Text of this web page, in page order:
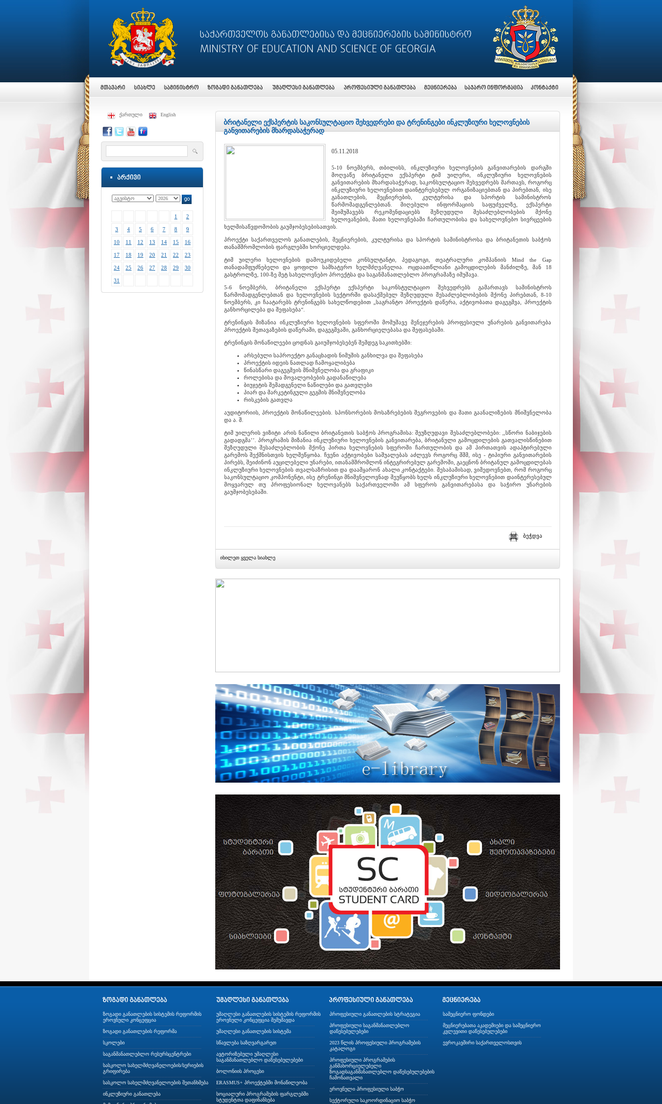
ქართული English
1 2
3 4 5 6 7 8 9
10 11 12 13 14 15 16
17 18 19 20 21 22 23
24 25 26 27 28 29 30
31
ბრიტანელი ექსპერტის საკონსულტაციო შეხვედრები და ტრენინგები ინკლუზიური ხელოვნების
განვითარების მხარდასაჭერად
05.11.2018
5-10 ნოემბერს, თბილისს, ინკლუზიური ხელოვნების განვითარების დარგში
მოღვაწე ბრიტანელი ექსპერტი ტიმ უილერი, ინკლუზიური ხელოვნების
განვითარების მხარდასაჭერად, საკონსულტაციო შეხვედრებს მართავს, როგორც
ინკლუზიური ხელოვნებით დაინტერესებულ ორგანიზაციებთან და პირებთან, ისე
განათლების, მეცნიერების, კულტურისა და სპორტის სამინისტროს
წარმომადგენლებთან. მიღებული ინფორმაციის საფუძველზე, ექსპერტი
შეიმუშავებს რეკომენდაციებს შეზღუდული შესაძლებლობების მქონე
ხელოვანების, მათი ხელოვნებაში ჩართულობისა და სახელოვნებო სივრცეების
ხელმისაწვდომობის გაუმჯობესებისათვის.
პროექტი საქართველოს განათლების, მეცნიერების, კულტურისა და სპორტის სამინისტროსა და ბრიტანეთის საბჭოს
თანამშრომლობის ფარგლებში ხორციელდება.
ტიმ უილერი ხელოვნების დამოუკიდებელი კონსულტანტი, პედაგოგი, თეატრალური კომპანიის Mind the Gap
თანადამფუძნებელი და ყოფილი სამხატვრო ხელმძღვანელია. ოცდაათწლიანი გამოცდილების მანძილზე, მან 18
გასტროლზე, 100-ზე მეტ სახელოვნებო პროექტსა და საგანმანათლებლო პროგრამაზე იმუშავა.
5-6 ნოემბერს, ბრიტანელი ექსპერტი ექსპერტი საკონსტულტაციო შეხვედრებს გამართავს სამინისტროს
წარმომადგენლებთან და ხელოვნების სექტორში დასაქმებულ შეზღუდული შესაძლებლობების მქონე პირებთან, 8-10
ნოემბერს, კი ჩაატარებს ტრენინგებს სახელწოდებით „საგრანტო პროექტის დაწერა, აქტივობათა დაგეგმვა, პროექტის
განხორცილება და შეფასება“.
ტრენინგის მიზანია ინკლუზიური ხელოვნების სფეროში მომუშავე მენეჯერების პროფესიული უნარების განვითარება
პროექტის შეთავაზების დაწერაში, დაგეგმვაში, განხორციელებასა და შეფასებაში.
ტრენინგის მონაწილეები ცოდნას გაიუმჯობესებენ შემდეგ საკითხებში:
არსებული საპროექტო განაცხადის ნიმუშის განხილვა და შეფასება
პროექტის იდეის ნათლად ჩამოყალიბება
წინასწარი დაგეგმვის მნიშვნელობა და გრაფიკი
როლებისა და მოვალეობების გადანაწილება
ბიუჯეტის შემადგენელი ნაწილები და გათვლები
პიარ და მარკეტინგული გეგმის მნიშვნელობა
რისკების გათვლა
აუდიტორიის, პროექტის მონაწილეების. სპონსორების მოსაზრებების შეგროვების და მათი გაანალიზების მნიშვნელობა
და ა. შ.
ტიმ უილერის ვიზიტი არის ნაწილი ბრიტანეთის საბჭოს პროგრამისა: შეუზღუდავი შესაძლებლობები: ,,სწორი ნაბიჯების
გადადგმა’’. პროგრამის მიზანია ინკლუზიური ხელოვნების განვითარება, ბრიტანული გამოცდილების გათვალისწინებით
შეზღუდული შესაძლებლობის მქონე პირთა ხელოვნების სფეროში ჩართულობის და ამ პირთათვის ადაპტირებული
გარემოს შექმნისთვის ხელშეწყობა. ჩვენი აქტივობები საშუალებას აძლევს როგორც შშმ, ისე - ტიპიური განვითარების
პირებს, შეიძინონ აუცილებელი უნარები, ითანამშრომლონ ინტეგრირებულ გარემოში, გაეცნონ ბრიტანულ გამოცდილებას
ინკლუზიური ხელოვნების თვალსაზრისით და დაამყარონ ახალი კონტაქტები. შესაბამისად, ვიმედოვნებთ, რომ როგორც
საკონსულტაციო კომპონენტი, ისე ტრენინგი მნიშვნელოვნად შეუწყობს ხელს ინკლუზიური ხელოვნებით დაინტერესებულ
მოყვარულ თუ პროფესიონალ ხელოვანებს საქართველოში ამ სფეროს განვითარებასა და საჭირო უნარების
გაუმჯობესებაში.
ბეჭდვა
იხილეთ ყველა სიახლე
ზოგადი განათლების სისტემის რეფორმის
ეროვნული კონცეფცია
ზოგადი განათლების რეფორმა
სკოლები
საგანმანათლებლო რესურსცენტრები
სასკოლო სახელმძღვანელოების/სერიების
გრიფირება
სასკოლო სახელმძღვანელოების შეთანხმება
ინკლუზიური განათლება
უმაღლესი განათლების სისტემის რეფორმის
ეროვნული კონცეფცია შემუშავდა
უმაღლესი განათლების სისტემა
სწავლება საზღვარგარეთ
ავტორიზებული უმაღლესი
საგანმანათლებლო დაწესებულებები
ბოლონიის პროცესი
ERASMUS+ პროექტებში მონაწილეობა
სოციალური პროგრამების ფარგლებში
სტუდენტთა დაფინანსება
პროფესიული განათლების სტრატეგია
პროფესიული საგანმანათლებლო
დაწესებულებები
2023 წლის პროფესიული პროგრამების
კატალოგი
პროფესიული პროგრამების
განმახორციელებელი
ზოგადსაგანმანათლებლო დაწესებულებების
ჩამონათვალი
ეროვნული პროფესიული საბჭო
სექტორული საკოორდინაციო საბჭო
სამეცნიერო ფონდები
მეცნიერებათა აკადემიები და სამეცნიერო
კვლევითი დაწესებულებები
ევროკავშირი საქართველოსთვის